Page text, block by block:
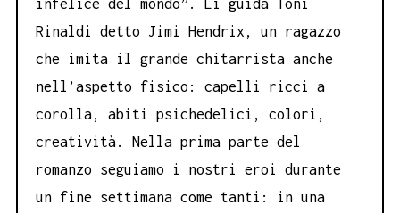
infelice del mondo”. Li guida Toni
Rinaldi detto Jimi Hendrix, un ragazzo
che imita il grande chitarrista anche
nell’aspetto fisico: capelli ricci a
corolla, abiti psichedelici, colori,
creatività. Nella prima parte del
romanzo seguiamo i nostri eroi durante
un fine settimana come tanti: in una